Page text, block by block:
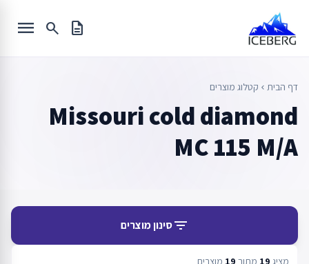
content
description
search
menu
דף הבית chevron_left קטלוג מוצרים
Missouri cold diamond
MC 115 M/A
filter_listסינון מוצרים
מציג 19 מתוך 19 מוצרים